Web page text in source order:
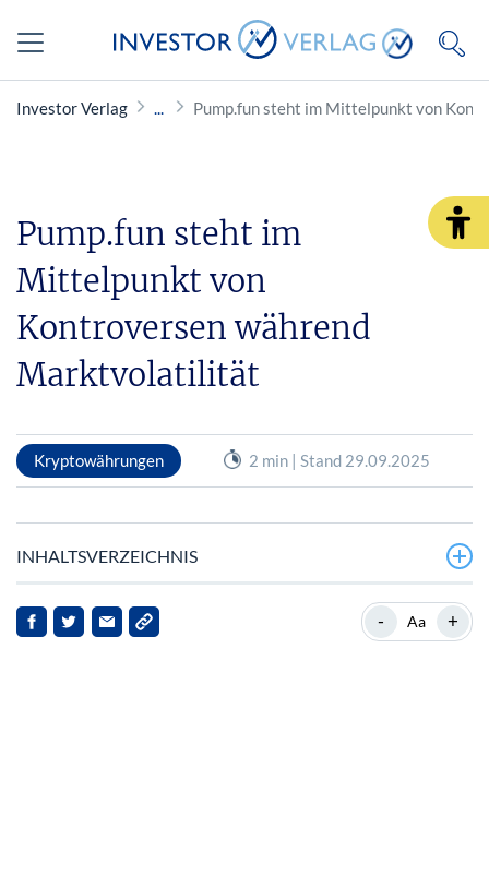
Investor Verlag Pump.fun steht im Mittelpunkt von
Pump.fun steht im
Mittelpunkt von
Kontroversen während
Marktvolatilität
Kryptowährungen 2 min | Stand 29.09.2025
INHALTSVERZEICHNIS
Kontroverse Livestream-Auslöser von Empörung
- Aa +